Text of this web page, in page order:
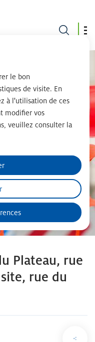
le bon
de visite. En
à l'utilisation de ces
modifier vos
veuillez consulter la
Plateau, rue
rue du